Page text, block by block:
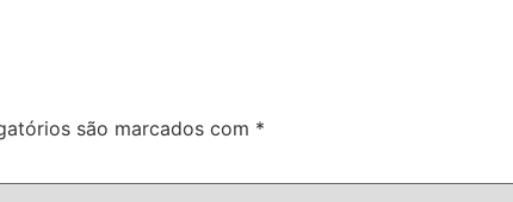
são marcados com *